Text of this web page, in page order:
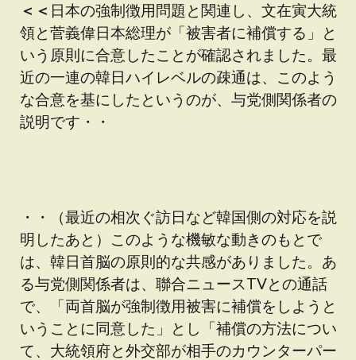
＜＜ 日本の強制徴用問題と関連し、文在寅大統
領と菅義偉日本総理が「被害者に補償する」と
いう原則に合意したことが確認されました。最
近の一連の韓日ハイレベルの疎通は、このよう
な合意を基にしたというのが、与党側関係者の
説明です・・
・・（最近の相次ぐ訪日など韓国側の対応を説
明したあと）このような機敏な動きのもとで
は、韓日首脳の原則的な共感がありました。あ
る与党側関係者は、聯合ニュースTVとの通話
で、「両首脳が強制徴用被害に補償をしようと
いうことに同意した」とし「補償の方法につい
て、大統領府と外交部が相手のカウンターパー